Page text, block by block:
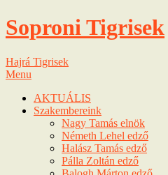
Soproni Tigrisek
Hajrá Tigrisek
Menu
AKTUÁLIS
Szakembereink
Nagy Tamás elnök
Németh Lehel edző
Halász Tamás edző
Pálla Zoltán edző